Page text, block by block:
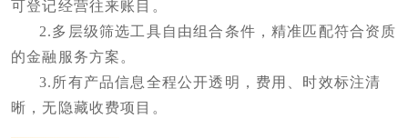
可登记经营往来账目。
2.多层级筛选工具自由组合条件，精准匹配符合资质
的金融服务方案。
3.所有产品信息全程公开透明，费用、时效标注清
晰，无隐藏收费项目。